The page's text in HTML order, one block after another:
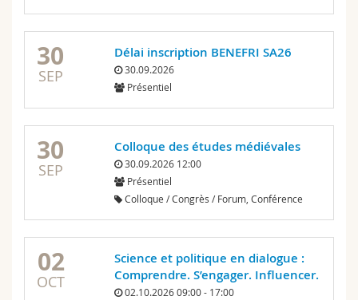
30
SEP
Délai inscription BENEFRI SA26
30.09.2026
Présentiel
30
SEP
Colloque des études médiévales
30.09.2026 12:00
Présentiel
Colloque / Congrès / Forum, Conférence
02
OCT
Science et politique en dialogue :
Comprendre. S’engager. Influencer.
02.10.2026 09:00 - 17:00